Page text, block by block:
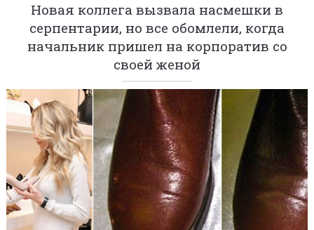
Новая коллега вызвала насмешки в
серпентарии, но все обомлели, когда
начальник пришел на корпоратив со
своей женой